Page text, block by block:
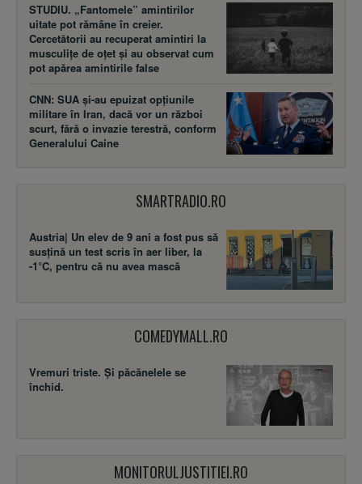
STUDIU. „Fantomele” amintirilor
uitate pot rămâne în creier.
Cercetătorii au recuperat amintiri la
musculițe de oțet și au observat cum
pot apărea amintirile false
CNN: SUA şi-au epuizat opțiunile
militare în Iran, dacă vor un război
scurt, fără o invazie terestră, conform
Generalului Caine
SMARTRADIO.RO
Austria| Un elev de 9 ani a fost pus să
susţină un test scris în aer liber, la
-1°C, pentru că nu avea mască
COMEDYMALL.RO
Vremuri triste. Şi păcănelele se
închid.
MONITORULJUSTITIEI.RO